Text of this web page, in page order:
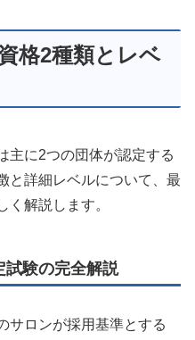
格2種類とレベ
主に2つの団体が認定する
と詳細レベルについて、最
く解説します。
試験の完全解説
サロンが採用基準とする